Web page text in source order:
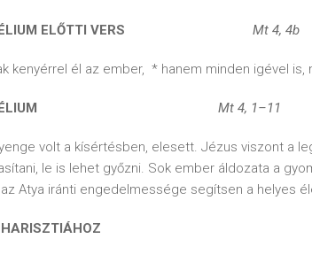
ELŐTTI VERS Mt 4, 4b
kenyérrel él az ember, * hanem minden igével is,
Mt 4, 1–11
volt a kísértésben, elesett. Jézus viszont a
le is lehet győzni. Sok ember áldozata a
az Atya iránti engedelmessége segítsen a helyes